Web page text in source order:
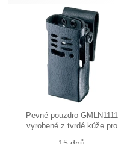
Pevné pouzdro GMLN1111
vyrobené z tvrdé kůže pro